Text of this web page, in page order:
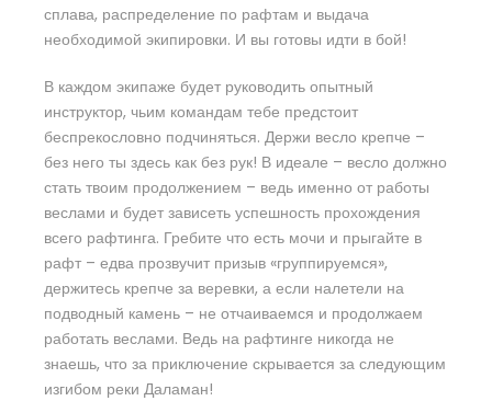
сплава, распределение по рафтам и выдача
необходимой экипировки. И вы готовы идти в бой!
В каждом экипаже будет руководить опытный
инструктор, чьим командам тебе предстоит
беспрекословно подчиняться. Держи весло крепче –
без него ты здесь как без рук! В идеале – весло должно
стать твоим продолжением – ведь именно от работы
веслами и будет зависеть успешность прохождения
всего рафтинга. Гребите что есть мочи и прыгайте в
рафт – едва прозвучит призыв «группируемся»,
держитесь крепче за веревки, а если налетели на
подводный камень – не отчаиваемся и продолжаем
работать веслами. Ведь на рафтинге никогда не
знаешь, что за приключение скрывается за следующим
изгибом реки Даламан!